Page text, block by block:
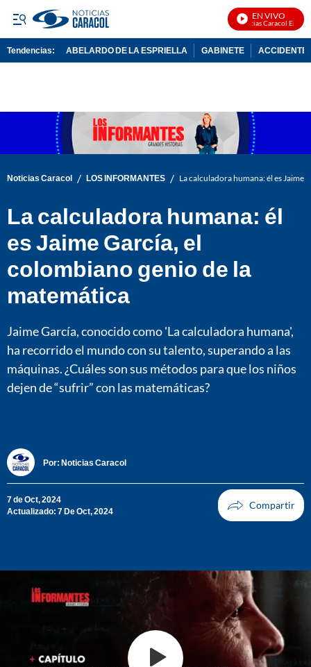
EN VIVO
Noticias Caracol En Vivo
Tendencias: ABELARDO DE LA ESPRIELLA GABINETE ACCIDENTE
Noticias Caracol / LOS INFORMANTES / La calculadora humana: él es Jaime
La calculadora humana: él
es Jaime García, el
colombiano genio de la
matemática
Jaime García, conocido como 'La calculadora humana',
ha recorrido el mundo con su talento, superando a las
máquinas. ¿Cuáles son sus métodos para que los niños
dejen de “sufrir” con las matemáticas?
Por: Noticias Caracol
7 de Oct, 2024
Actualizado: 7 De Oct, 2024